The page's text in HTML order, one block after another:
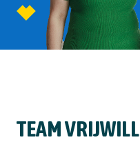
TEAM